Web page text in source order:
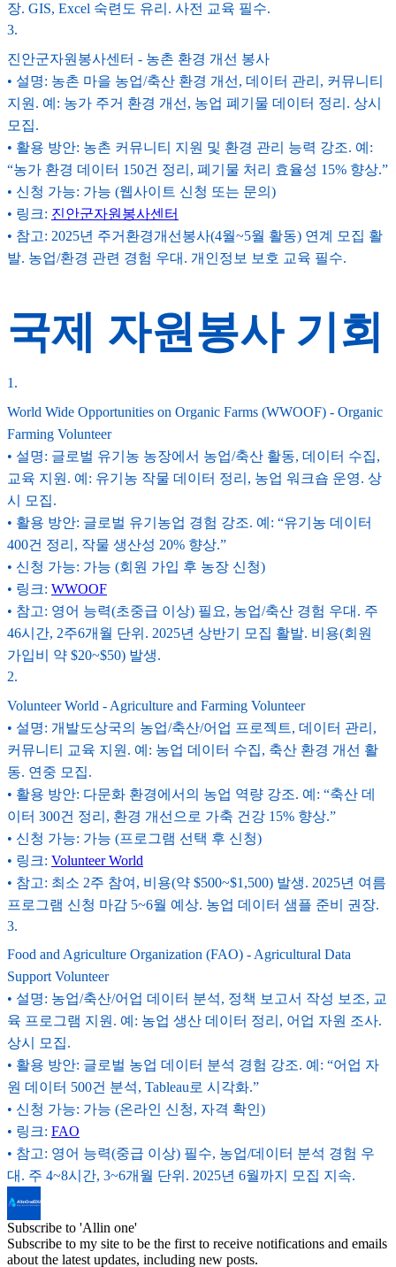
장. GIS, Excel 숙련도 유리. 사전 교육 필수.
3.
진안군자원봉사센터 - 농촌 환경 개선 봉사
• 설명: 농촌 마을 농업/축산 환경 개선, 데이터 관리, 커뮤니티
지원. 예: 농가 주거 환경 개선, 농업 폐기물 데이터 정리. 상시
모집.
• 활용 방안: 농촌 커뮤니티 지원 및 환경 관리 능력 강조. 예:
“농가 환경 데이터 150건 정리, 폐기물 처리 효율성 15% 향상.”
• 신청 가능: 가능 (웹사이트 신청 또는 문의)
• 링크: 진안군자원봉사센터
• 참고: 2025년 주거환경개선봉사(4월~5월 활동) 연계 모집 활
발. 농업/환경 관련 경험 우대. 개인정보 보호 교육 필수.
국제 자원봉사 기회
1.
World Wide Opportunities on Organic Farms (WWOOF) - Organic
Farming Volunteer
• 설명: 글로벌 유기농 농장에서 농업/축산 활동, 데이터 수집,
교육 지원. 예: 유기농 작물 데이터 정리, 농업 워크숍 운영. 상
시 모집.
• 활용 방안: 글로벌 유기농업 경험 강조. 예: “유기농 데이터
400건 정리, 작물 생산성 20% 향상.”
• 신청 가능: 가능 (회원 가입 후 농장 신청)
• 링크: WWOOF
• 참고: 영어 능력(초중급 이상) 필요, 농업/축산 경험 우대. 주
46시간, 2주6개월 단위. 2025년 상반기 모집 활발. 비용(회원
가입비 약 $20~$50) 발생.
2.
Volunteer World - Agriculture and Farming Volunteer
• 설명: 개발도상국의 농업/축산/어업 프로젝트, 데이터 관리,
커뮤니티 교육 지원. 예: 농업 데이터 수집, 축산 환경 개선 활
동. 연중 모집.
• 활용 방안: 다문화 환경에서의 농업 역량 강조. 예: “축산 데
이터 300건 정리, 환경 개선으로 가축 건강 15% 향상.”
• 신청 가능: 가능 (프로그램 선택 후 신청)
• 링크: Volunteer World
• 참고: 최소 2주 참여, 비용(약 $500~$1,500) 발생. 2025년 여름
프로그램 신청 마감 5~6월 예상. 농업 데이터 샘플 준비 권장.
3.
Food and Agriculture Organization (FAO) - Agricultural Data
Support Volunteer
• 설명: 농업/축산/어업 데이터 분석, 정책 보고서 작성 보조, 교
육 프로그램 지원. 예: 농업 생산 데이터 정리, 어업 자원 조사.
상시 모집.
• 활용 방안: 글로벌 농업 데이터 분석 경험 강조. 예: “어업 자
원 데이터 500건 분석, Tableau로 시각화.”
• 신청 가능: 가능 (온라인 신청, 자격 확인)
• 링크: FAO
• 참고: 영어 능력(중급 이상) 필수, 농업/데이터 분석 경험 우
대. 주 4~8시간, 3~6개월 단위. 2025년 6월까지 모집 지속.
Subscribe to 'Allin one'
Subscribe to my site to be the first to receive notifications and emails
about the latest updates, including new posts.